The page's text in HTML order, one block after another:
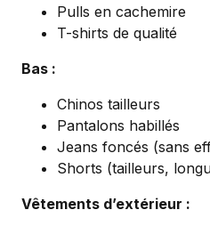
Pulls en cachemire
T-shirts de qualité
Bas :
Chinos tailleurs
Pantalons habillés
Jeans foncés (sans
Shorts (tailleurs,
Vêtements d’extérieur :